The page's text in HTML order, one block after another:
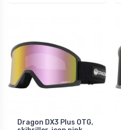
Dragon DX3 Plus OTG,